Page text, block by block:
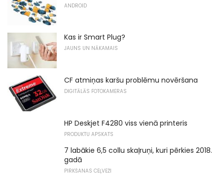
ANDROID
Kas ir Smart Plug?
JAUNS UN NĀKAMAIS
CF atmiņas karšu problēmu novēršana
DIGITĀLĀS FOTOKAMERAS
HP Deskjet F4280 viss vienā printeris
PRODUKTU APSKATS
7 labākie 6,5 collu skaļruņi, kuri pērkies 2018.
gadā
PIRKŠANAS CEĻVEŽI